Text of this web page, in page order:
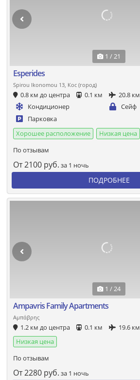
1 / 21
Esperides
Spirou Ikonomou 13, Кос (город)
0.8 км до центра 0.1 км
20.8 км
Кондиционер
Сейф
Парковка
Хорошее расположение
Низкая цена
По отзывам
От2100 руб. за 1 ночь
ПОДРОБНЕЕ
1 / 24
Ampavris Family Apartments
Αμπάβρης
1.2 км до центра 0.1 км
19.6 км
Низкая цена
По отзывам
От2280 руб. за 1 ночь